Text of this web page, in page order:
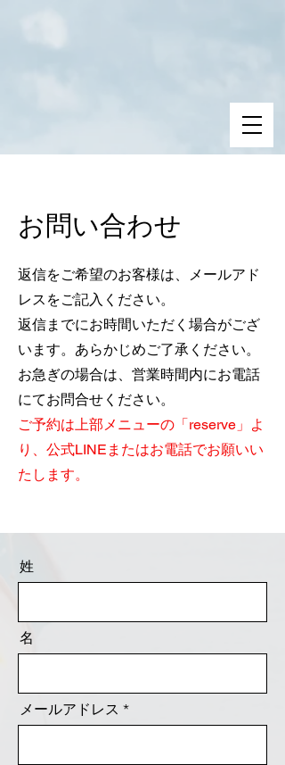
お問い合わせ
​返信をご希望のお客様は、メールアド
レスをご記入ください。
返信までにお時間いただく場合がござ
います。 あらかじめご了承ください。
​お急ぎの場合は、営業時間内にお電話
にてお問合せください。
​ご予約は上部メニューの「reserve」よ
り、公式LINEまたはお電話でお願いい
たします。
姓
名
メールアドレス